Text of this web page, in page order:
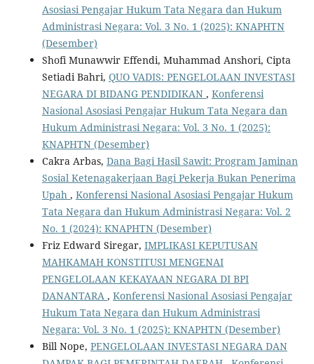
Asosiasi Pengajar Hukum Tata Negara dan Hukum
Administrasi Negara: Vol. 3 No. 1 (2025): KNAPHTN
(Desember)
Shofi Munawwir Effendi, Muhammad Anshori, Cipta
Setiadi Bahri, QUO VADIS: PENGELOLAAN INVESTASI
NEGARA DI BIDANG PENDIDIKAN , Konferensi
Nasional Asosiasi Pengajar Hukum Tata Negara dan
Hukum Administrasi Negara: Vol. 3 No. 1 (2025):
KNAPHTN (Desember)
Cakra Arbas, Dana Bagi Hasil Sawit: Program Jaminan
Sosial Ketenagakerjaan Bagi Pekerja Bukan Penerima
Upah , Konferensi Nasional Asosiasi Pengajar Hukum
Tata Negara dan Hukum Administrasi Negara: Vol. 2
No. 1 (2024): KNAPHTN (Desember)
Friz Edward Siregar, IMPLIKASI KEPUTUSAN
MAHKAMAH KONSTITUSI MENGENAI
PENGELOLAAN KEKAYAAN NEGARA DI BPI
DANANTARA , Konferensi Nasional Asosiasi Pengajar
Hukum Tata Negara dan Hukum Administrasi
Negara: Vol. 3 No. 1 (2025): KNAPHTN (Desember)
Bill Nope, PENGELOLAAN INVESTASI NEGARA DAN